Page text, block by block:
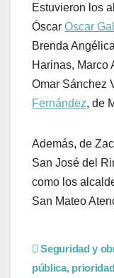
Estuvieron los
Óscar Oscar
Brenda
Harinas, Marco
Omar Sánchez
Fernández, de
Además, de
San José del
como los
San Mateo
Seguridad y
pública,